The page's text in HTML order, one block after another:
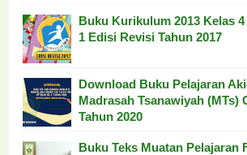
Buku Kurikulum 2013 Kelas
1 Edisi Revisi Tahun 2017
Download Buku Pelajaran
Madrasah Tsanawiyah (MTs)
Tahun 2020
Buku Teks Muatan Pelajaran